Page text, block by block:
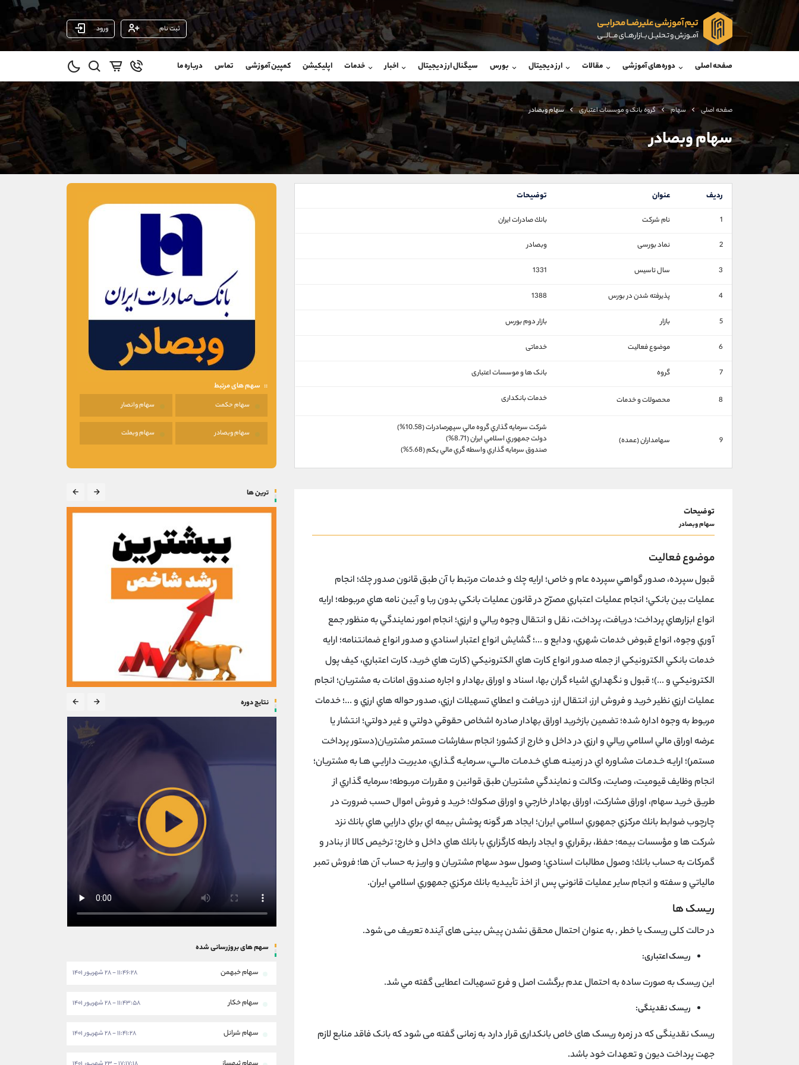
ثبت نام ورود
صفحه اصلی دوره‌های آموزشی مقالات ارز دیجیتال بورس سیگنال ارز دیجیتال اخبار خدمات اپلیکیشن کمپین آموزشی تماس درباره ما
صفحه اصلی سهام گروه بانک و موسسات اعتباری سهام وبصادر
سهام وبصادر
ردیف عنوان توضیحات
1 نام شرکت بانك صادرات ايران
2 نماد بورسی وبصادر
3 سال تاسیس 1331
4 پذیرفته شدن در بورس 1388
5 بازار بازار دوم بورس
6 موضوع فعالیت خدماتی
7 گروه بانک ها و موسسات اعتباری
8 محصولات و خدمات خدمات بانکداری
9 سهامداران (عمده)
شركت سرمايه گذاري گروه مالي سپهرصادرات (10.58%)
دولت جمهوري اسلامي ايران (8.71%)
صندوق سرمايه گذاري واسطه گري مالي يكم (5.68%)
سهم های مرتبط
سهام حکمت سهام وانصار
سهام وبصادر سهام وبملت
توضیحات
سهام وبصادر
موضوع فعالیت
قبول سپرده، صدور گواهي سپرده عام و خاص؛ ارايه چك و خدمات مرتبط با آن طبق قانون صدور چك؛ انجام
عمليات بين بانكي؛ انجام عمليات اعتباري مصرّح در قانون عمليات بانكي بدون ربا و آيين نامه هاي مربوطه؛ ارايه
انواع ابزارهاي پرداخت؛ دريافت، پرداخت، نقل و انتقال وجوه ريالي و ارزي؛ انجام امور نمايندگي به منظور جمع
آوري وجوه، انواع قبوض خدمات شهري، ودايع و ...؛ گشايش انواع اعتبار اسنادي و صدور انواع ضمانتنامه؛ ارايه
خدمات بانكي الكترونيكي از جمله صدور انواع كارت هاي الكترونيكي (كارت هاي خريد، كارت اعتباري، كيف پول
الكترونيكي و ...)؛ قبول و نگهداري اشياء گران بها، اسناد و اوراق بهادار و اجاره صندوق امانات به مشتريان؛ انجام
عمليات ارزي نظير خريد و فروش ارز، انتقال ارز، دريافت و اعطاي تسهيلات ارزي، صدور حواله هاي ارزي و ...؛ خدمات
مربوط به وجوه اداره شده؛ تضمين بازخريد اوراق بهادار صادره اشخاص حقوقي دولتي و غير دولتي؛ انتشار يا
عرضه اوراق مالي اسلامي ريالي و ارزي در داخل و خارج از كشور؛ انجام سفارشات مستمر مشتريان(دستور پرداخت
مستمر)؛ ارايـه خـدمـات مشـاوره اي در زمينـه هـاي خـدمـات مالــي، سـرمايـه گـذاري، مديريت دارايـي هـا به مشتريان؛
انجام وظايف قيوميت، وصايت، وكالت و نمايندگي مشتريان طبق قوانين و مقررات مربوطه؛ سرمايه گذاري از
طريق خريد سهام، اوراق مشاركت، اوراق بهادار خارجي و اوراق صكوك؛ خريد و فروش اموال حسب ضرورت در
چارچوب ضوابط بانك مركزي جمهوري اسلامي ايران؛ ايجاد هر گونه پوشش بيمه اي براي دارايي هاي بانك نزد
شركت ها و مؤسسات بيمه؛ حفظ، برقراري و ايجاد رابطه كارگزاري با بانك هاي داخل و خارج؛ ترخيص كالا از بنادر و
گمركات به حساب بانك؛ وصول مطالبات اسنادي؛ وصول سود سهام مشتريان و واريز به حساب آن ها؛ فروش تمبر
مالياتي و سفته و انجام ساير عمليات قانوني پس از اخذ تأييديه بانك مركزي جمهوري اسلامي ايران.
ریسک ها
در حالت کلی ريسک يا خطر , به عنوان احتمال محقق نشدن پيش بينی های آينده تعريف می شود.
ریسک اعتباری:
اين ريسک به صورت ساده به احتمال عدم برگشت اصل و فرع تسهيالت اعطايی گفته مي شد.
ریسک نقدینگی:
ريسک نقدينگی که در زمره ريسک های خاص بانکداری قرار دارد به زمانی گفته می شود که بانک فاقد منابع لازم
جهت پرداخت ديون و تعهدات خود باشد.
ترین ها
نتایج دوره
سهم های بروزرسانی شده
سهام خبهمن ۱۱:۴۶:۲۸ - ۲۸ شهریور ۱۴۰۱
سهام خکار ۱۱:۴۳:۵۸ - ۲۸ شهریور ۱۴۰۱
سهام شرانل ۱۱:۴۱:۲۸ - ۲۸ شهریور ۱۴۰۱
واتساپ شروع گفتگو
@Armteam_admin_103
داخلی 103
واتساپ شروع گفتگو
تلگرام @Armteam_admin_por
107
شروع گفتگو
@Armteam_admin_104
داخلی 104
(یوسف فرخنده)
09194198792
واتساپ شروع گفتگو
تلگرام @Armteam_admin_33
اطلاعات تماس (دفتر فروش)
021-22021030
تلفن
بدون پیش شماره 90001030
@alireza.mehrabii
@alirezamehrabi_com
کانال بله @alirezamehrabi_official